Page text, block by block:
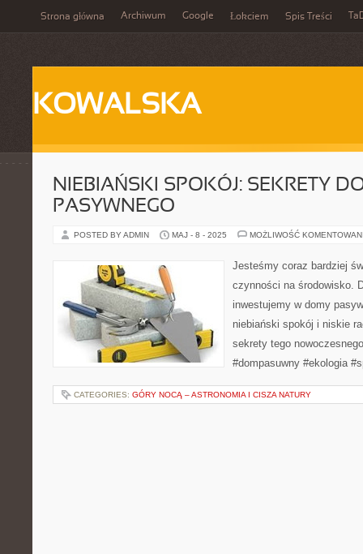
Strona główna Archiwum Google Łokciem Spis Treści
KOWALSKA
NIEBIAŃSKI SPOKÓJ: SEKRETY
PASYWNEGO
POSTED BY ADMIN MAJ - 8 - 2025 MOŻLIWOŚĆ
Jesteśmy coraz bardziej
czynności na środowisko.
inwestujemy w domy
niebiański spokój i niskie
sekrety tego
#dompasuwny #ekologia
CATEGORIES: GÓRY NOCĄ – ASTRONOMIA I CISZA NATURY